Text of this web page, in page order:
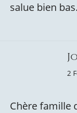
salue bien
2
Chère famille